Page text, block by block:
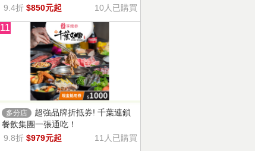
師精選豆種，邀你一起鑑賞精品美味
9.4折 $850元起 10人已購買
11
多分店
超強品牌折抵券! 千葉連鎖
餐飲集團一張通吃！
9.8折 $979元起 11人已購買